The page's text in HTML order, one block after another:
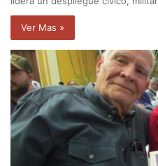
Ver Mas »